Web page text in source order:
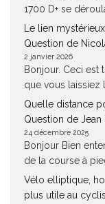
1700 D+ se
Le lien
Question de
2 janvier 2026
Bonjour. Ceci est
que vous laissiez
Quelle distance
Question de
24 décembre 2025
Bonjour Bien
de la course à
Vélo elliptique,
plus utile au